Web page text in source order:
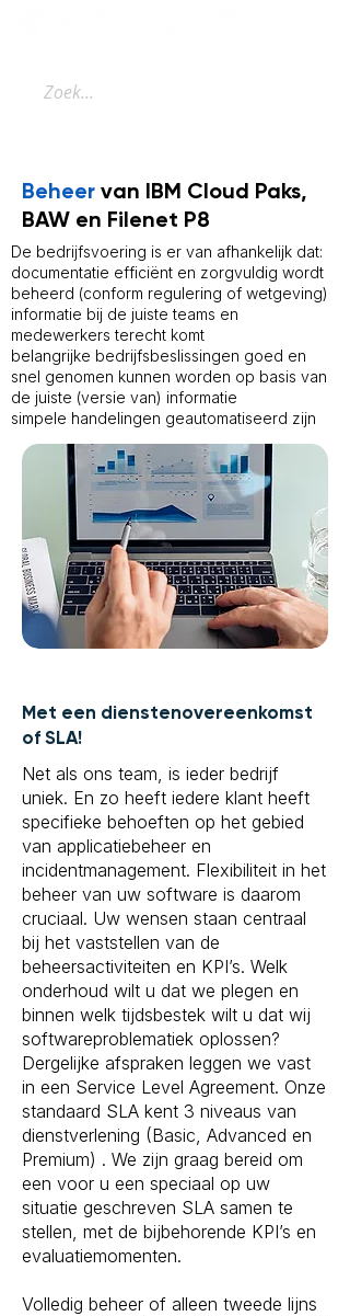
Beheer van IBM Cloud Paks,
BAW en Filenet P8
De bedrijfsvoering is er van afhankelijk dat:
documentatie efficiënt en zorgvuldig wordt
beheerd (conform regulering of wetgeving)
informatie bij de juiste teams en
medewerkers terecht komt
belangrijke bedrijfsbeslissingen goed en
snel genomen kunnen worden op basis van
de juiste (versie van) informatie
simpele handelingen geautomatiseerd zijn
Met een dienstenovereenkomst
of SLA!
Net als ons team, is ieder bedrijf
uniek. En zo heeft iedere klant heeft
specifieke behoeften op het gebied
van applicatiebeheer en
incidentmanagement. Flexibiliteit in het
beheer van uw software is daarom
cruciaal. Uw wensen staan centraal
bij het vaststellen van de
beheersactiviteiten en KPI’s. Welk
onderhoud wilt u dat we plegen en
binnen welk tijdsbestek wilt u dat wij
softwareproblematiek oplossen?
Dergelijke afspraken leggen we vast
in een Service Level Agreement. Onze
standaard SLA kent 3 niveaus van
dienstverlening (Basic, Advanced en
Premium) . We zijn graag bereid om
een voor u een speciaal op uw
situatie geschreven SLA samen te
stellen, met de bijbehorende KPI’s en
evaluatiemomenten.
Volledig beheer of alleen tweede lijns